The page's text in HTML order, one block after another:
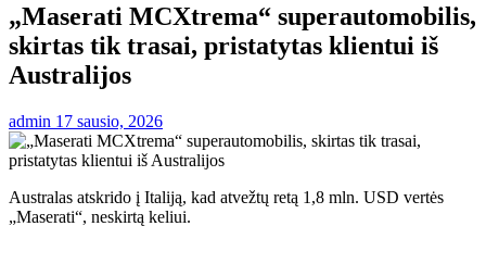
„Maserati MCXtrema“ superautomobilis,
skirtas tik trasai, pristatytas klientui iš
Australijos
admin 17 sausio, 2026
Australas atskrido į Italiją, kad atvežtų retą 1,8 mln. USD vertės
„Maserati“, neskirtą keliui.